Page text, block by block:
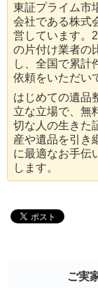
東証プライム市
会社である株式
営しています。
の片付け業者の
し、全国で累計
依頼をいただい
はじめての遺品
立な立場で、無
切な人の生きた
産や遺品を引き
に最適なお手伝
します。
ご実